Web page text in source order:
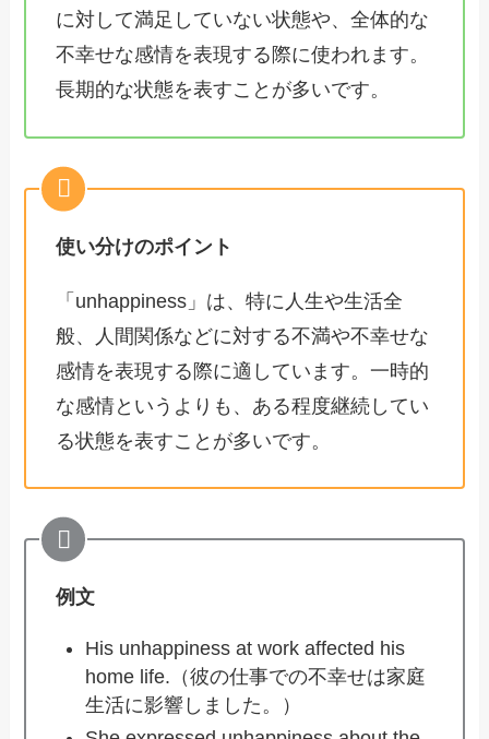
に対して満足していない状態や、全体的な
不幸せな感情を表現する際に使われます。
長期的な状態を表すことが多いです。
使い分けのポイント
「unhappiness」は、特に人生や生活全
般、人間関係などに対する不満や不幸せな
感情を表現する際に適しています。一時的
な感情というよりも、ある程度継続してい
る状態を表すことが多いです。
例文
His unhappiness at work affected his
home life.（彼の仕事での不幸せは家庭
生活に影響しました。）